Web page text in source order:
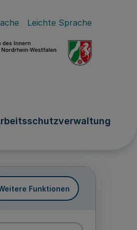
Leichte Sprache
Funktionen